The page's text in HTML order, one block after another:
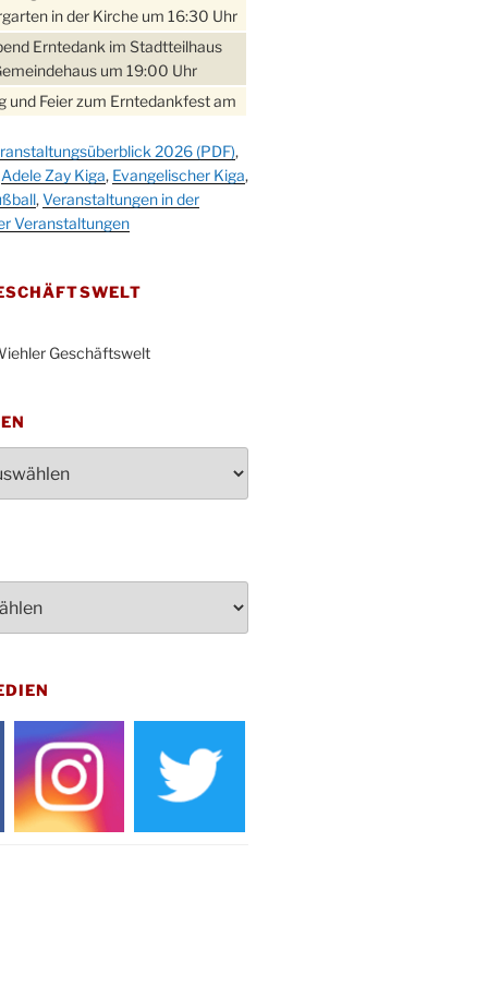
in der Kirche um 16:30 Uhr
Erntedank im Stadtteilhaus
um 19:00 Uhr
und Feier zum Erntedankfest am
im Stadtteilhaus
im Cafe XXS
MGV im Stadtteilhaus um
zum Reformationstag in der
um 18:30 Uhr
Akkordeon-Orchester im
um 16:00 Uhr
zum Volkstrauertag am
Drabenderhöhe um 11:15 Uhr
Ev. Gemeindehaus von 14-
Uhr
des Honterus Chors im
2026 (PDF),
Adele Zay Kiga, Evangelischer Kiga,
,Veranstaltungen in der
Veranstaltungen
Geschäftswelt